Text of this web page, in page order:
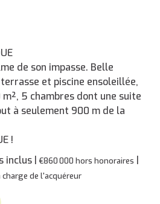
de son impasse. Belle
et piscine ensoleillée,
m², 5 chambres dont une suite
à seulement 900 m de la
!
inclus €860 000 hors honoraires
charge de l'acquéreur